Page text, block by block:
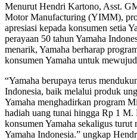
Menurut Hendri Kartono, Asst.
Motor Manufacturing (YIMM),
apresiasi kepada konsumen setia
perayaan 50 tahun Yamaha
menarik, Yamaha berharap
konsumen Yamaha untuk
“Yamaha berupaya terus
Indonesia, baik melalui produk
Yamaha menghadirkan program
hadiah uang tunai hingga Rp 1 M.
konsumen Yamaha sekaligus
Yamaha Indonesia.” ungkap